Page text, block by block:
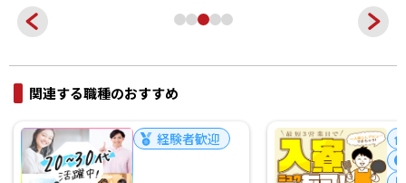
関連する職種のおすすめ
経験者歓迎